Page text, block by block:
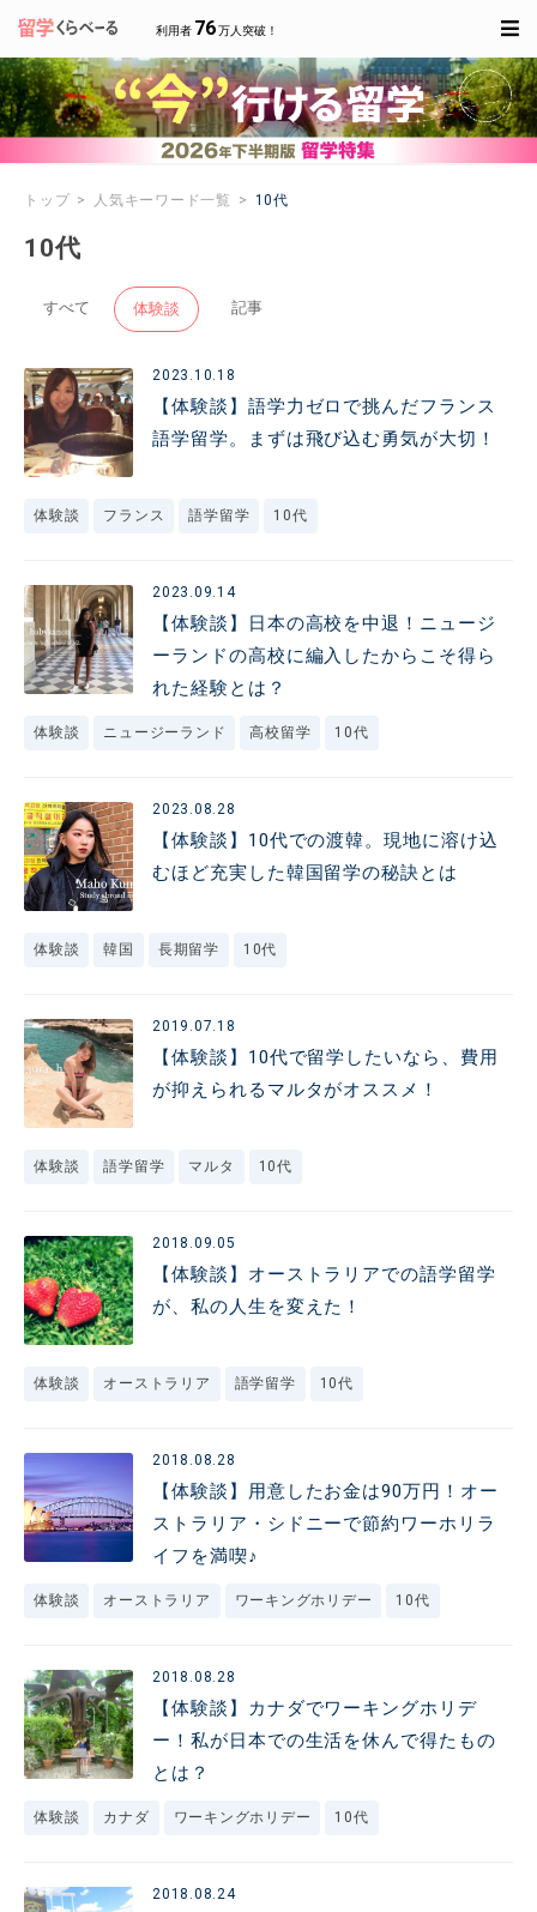
利用者 76万人突破！
トップ 人気キーワード一覧 10代
10代
すべて 体験談 記事
2023.10.18
【体験談】語学力ゼロで挑んだフランス
語学留学。まずは飛び込む勇気が大切！
体験談 フランス 語学留学 10代
2023.09.14
【体験談】日本の高校を中退！ニュージ
ーランドの高校に編入したからこそ得ら
れた経験とは？
体験談 ニュージーランド 高校留学 10代
2023.08.28
【体験談】10代での渡韓。現地に溶け込
むほど充実した韓国留学の秘訣とは
体験談 韓国 長期留学 10代
2019.07.18
【体験談】10代で留学したいなら、費用
が抑えられるマルタがオススメ！
体験談 語学留学 マルタ 10代
2018.09.05
【体験談】オーストラリアでの語学留学
が、私の人生を変えた！
体験談 オーストラリア 語学留学 10代
2018.08.28
【体験談】用意したお金は90万円！オー
ストラリア・シドニーで節約ワーホリラ
イフを満喫♪
体験談 オーストラリア ワーキングホリデー 10代
2018.08.28
【体験談】カナダでワーキングホリデ
ー！私が日本での生活を休んで得たもの
とは？
体験談 カナダ ワーキングホリデー 10代
2018.08.24